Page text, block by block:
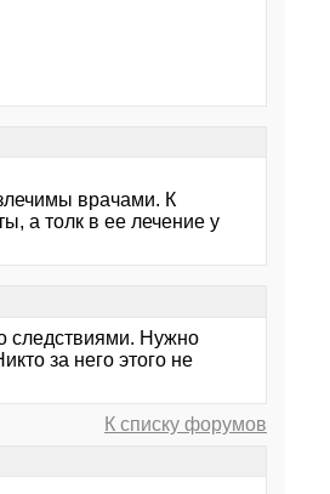
врачами. К
а толк в ее лечение у
следствиями. Нужно
за него этого не
К списку форумов